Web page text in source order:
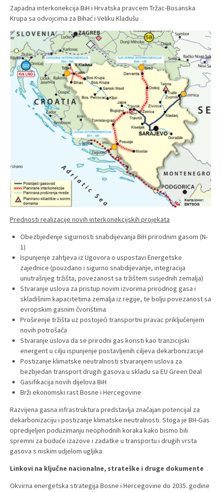
Zapadna interkonekcija BiH i Hrvatska pravcem Tržac-Bosanska
Krupa sa odvojcima za Bihać i Veliku Kladušu
Prednosti realizacije novih interkonekcijskih projekata
Obezbjeđenje sigurnosti snabdijevanja BiH prirodnim gasom (N-
1)
Ispunjenje zahtjeva iz Ugovora o uspostavi Energetske
zajednice (pouzdano i sigurno snabdijevanje, integracija
unutrašnjeg tržišta, povezanost sa tržištem susjednih zemalja)
Stvaranje uslova za pristup novim izvorima prirodnog gasa i
skladišnim kapacitetima zemalja iz regije, te bolju povezanost sa
evropskim gasnim čvorištima
Proširenje tržišta uz postojeći transportni pravac priključenjem
novih potrošača
Stvaranje uslova da se prirodni gas koristi kao tranzicijski
energent u cilju ispunjenje postavljenih ciljeva dekarbonizacije
Postizanje klimatske neutralnosti stvaranjem uslova za
bezbjedan transport drugih gasova u skladu sa EU Green Deal
Gasifikacija novih dijelova BiH
Brži ekonomski rast Bosne i Hercegovine
Razvijena gasna infrastruktura predstavlja značajan potencijal za
dekarbonizaciju i postizanje klimatske neutralnosti. Stoga je BH-Gas
opredijeljen poduzimanju neophodnih koraka kako bismo bili
spremni za buduće izazove i zadatke u transportu i drugih vrsta
gasova s niskim udjelom ugljika.
Linkovi na ključne nacionalne, strateške i druge dokumente
Okvirna energetska strategija Bosne i Hercegovine do 2035. godine